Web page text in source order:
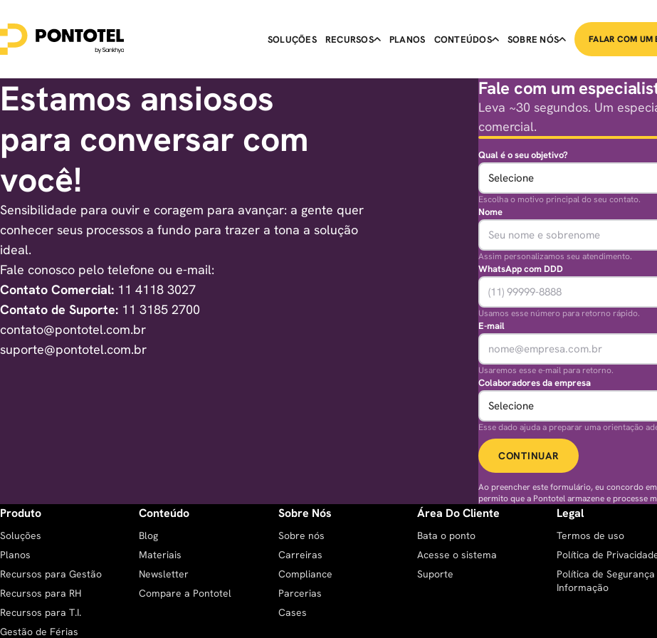
SOLUÇÕES RECURSOS PLANOS CONTEÚDOS SOBRE NÓS FALAR COM UM
Estamos ansiosos
para conversar com
você!
Sensibilidade para ouvir e coragem para avançar: a gente quer
conhecer seus processos a fundo para trazer a tona a solução
ideal.
Fale conosco pelo telefone ou e-mail:
Contato Comercial: 11 4118 3027
Contato de Suporte: 11 3185 2700
contato@pontotel.com.br
suporte@pontotel.com.br
Fale com um
Leva ~30 segundos. Um
comercial.
Qual é o seu objetivo?
Escolha o motivo principal do seu contato.
Nome
Assim personalizamos seu atendimento.
WhatsApp com DDD
Usamos esse número para retorno rápido.
E-mail
Usaremos esse e-mail para retorno.
Colaboradores da empresa
Esse dado ajuda a preparar uma orientação
CONTINUAR
Ao preencher este formulário, eu concordo
permito que a Pontotel armazene e processe
Produto
Soluções
Planos
Recursos para Gestão
Recursos para RH
Recursos para T.I.
Gestão de Férias
Conteúdo
Blog
Materiais
Newsletter
Compare a Pontotel
Sobre Nós
Sobre nós
Carreiras
Compliance
Parcerias
Cases
Área Do Cliente
Bata o ponto
Acesse o sistema
Suporte
Legal
Termos de uso
Política de
Política de Segurança
Informação